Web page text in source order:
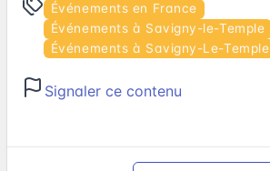
Événements en France
Événements à Savigny-le-Temple
Événements à Savigny-Le-Temple
Signaler ce contenu